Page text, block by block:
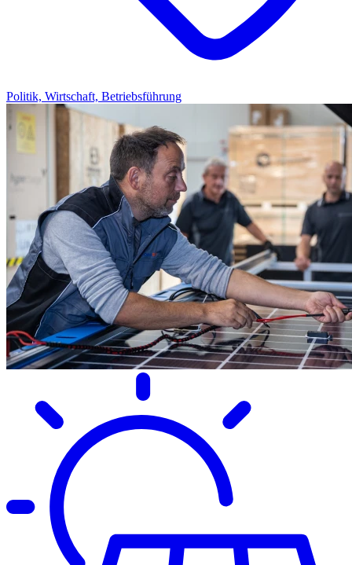
Politik, Wirtschaft, Betriebsführung